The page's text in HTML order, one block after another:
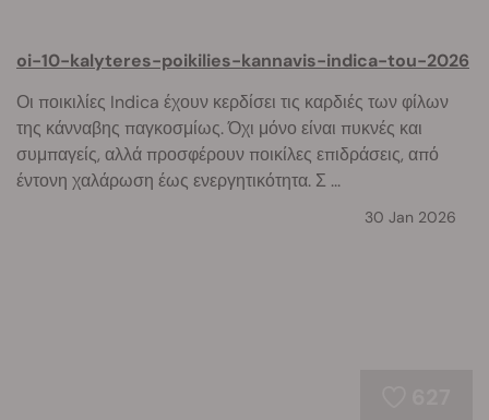
oi-10-kalyteres-poikilies-kannavis-indica-tou-2026
Οι ποικιλίες Indica έχουν κερδίσει τις καρδιές των φίλων
της κάνναβης παγκοσμίως. Όχι μόνο είναι πυκνές και
συμπαγείς, αλλά προσφέρουν ποικίλες επιδράσεις, από
έντονη χαλάρωση έως ενεργητικότητα. Σ ...
30 Jan 2026